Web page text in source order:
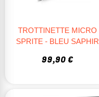
TROTTINETTE MICRO
SPRITE - BLEU SAPHIR
99,90 €